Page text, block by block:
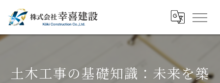
土木工事の基礎知識：未来を築